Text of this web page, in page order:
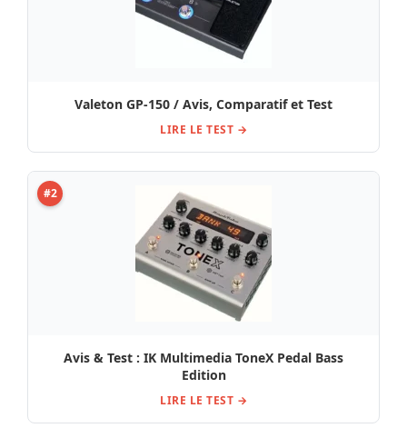
Valeton GP-150 / Avis, Comparatif et Test
LIRE LE TEST →
#2
Avis & Test : IK Multimedia ToneX Pedal Bass
Edition
LIRE LE TEST →